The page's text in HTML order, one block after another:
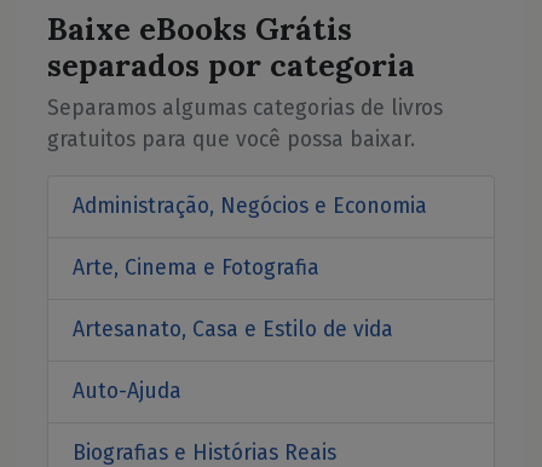
Baixe eBooks Grátis
separados por categoria
Separamos algumas categorias de livros
gratuitos para que você possa baixar.
Administração, Negócios e Economia
Arte, Cinema e Fotografia
Artesanato, Casa e Estilo de vida
Auto-Ajuda
Biografias e Histórias Reais